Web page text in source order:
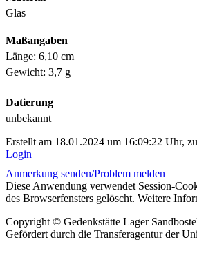
Glas
Maßangaben
Länge: 6,10 cm
Gewicht: 3,7 g
Datierung
unbekannt
Erstellt am 18.01.2024 um 16:09:22 Uhr,
Login
Anmerkung senden/Problem melden
Diese Anwendung verwendet Session-
des Browserfensters gelöscht. Weitere
Copyright © Gedenkstätte Lager
Gefördert durch die Transferagentur der